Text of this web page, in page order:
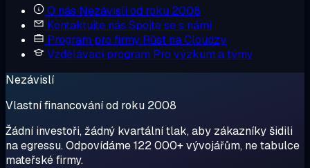
O nás Nezávislí od roku 2008
Kontaktujte nás Spojte se s námi
Program pro firmy Růst na Cloudzy
Vzdělávací program Pro výzkum a týmy
Nezávislí
Vlastní financování od roku 2008
Žádní investoři, žádný kvartální tlak, aby zákazníky šidili
na egressu. Odpovídáme 122 000+ vývojářům, ne tabulce
mateřské firmy.